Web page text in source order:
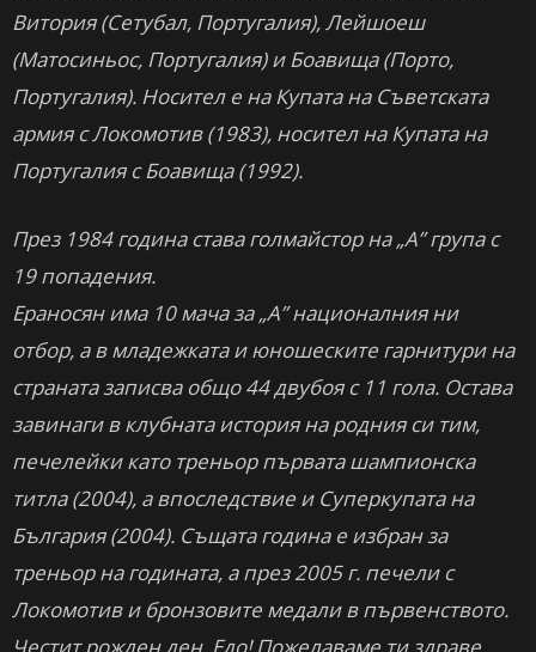
Витория (Сетубал, Португалия), Лейшоеш
(Матосиньос, Португалия) и Боавища (Порто,
Португалия). Носител е на Купата на Съветската
армия с Локомотив (1983), носител на Купата на
Португалия с Боавища (1992).
През 1984 година става голмайстор на „А” група с
19 попадения.
Ераносян има 10 мача за „А” националния ни
отбор, а в младежката и юношеските гарнитури на
страната записва общо 44 двубоя с 11 гола. Остава
завинаги в клубната история на родния си тим,
печелейки като треньор първата шампионска
титла (2004), а впоследствие и Суперкупата на
България (2004). Същата година е избран за
треньор на годината, а през 2005 г. печели с
Локомотив и бронзовите медали в първенството.
Честит рожден ден, Едо! Пожелаваме ти здраве,